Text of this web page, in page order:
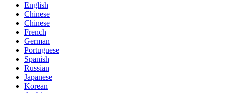
English
Chinese
Chinese
French
German
Portuguese
Spanish
Russian
Japanese
Korean